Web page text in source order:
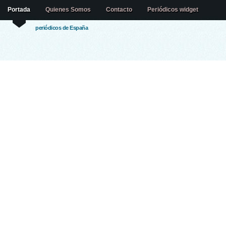
periódicos de España
Portada Quienes Somos Contacto Periódicos widget